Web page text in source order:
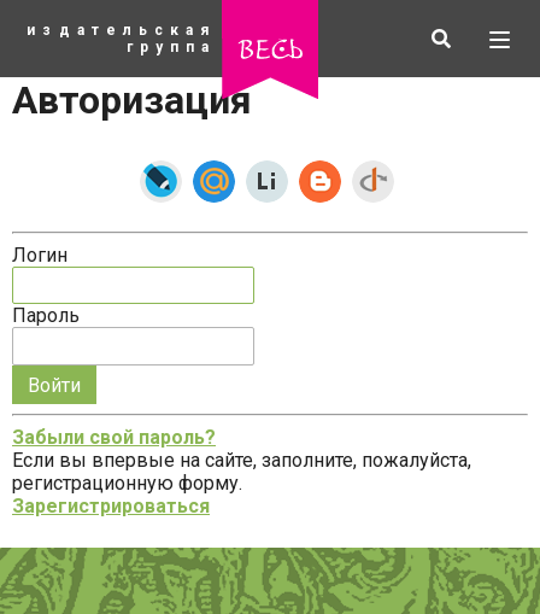
основному
издательская
группа
весь Искать
рубрики
Авторизация
Логин
Пароль
Запомнить
меня
на
этом
компьютере
Забыли свой пароль?
Если вы впервые на сайте, заполните, пожалуйста,
регистрационную форму.
Зарегистрироваться